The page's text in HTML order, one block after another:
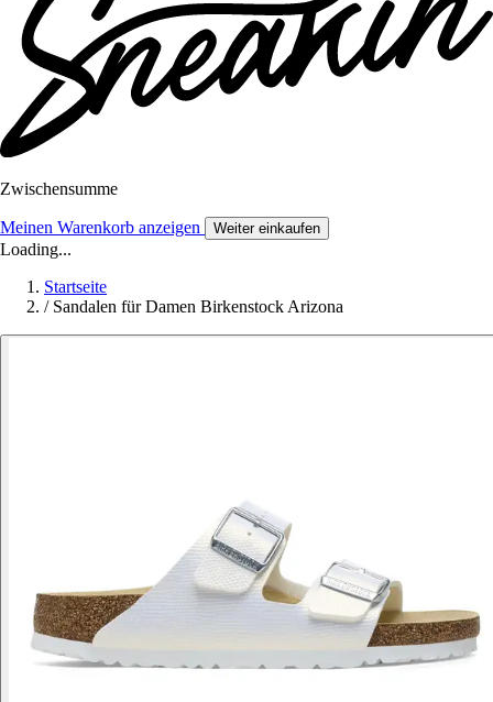
Zwischensumme
Meinen Warenkorb anzeigen Weiter einkaufen
Loading...
Startseite
/ Sandalen für Damen Birkenstock Arizona